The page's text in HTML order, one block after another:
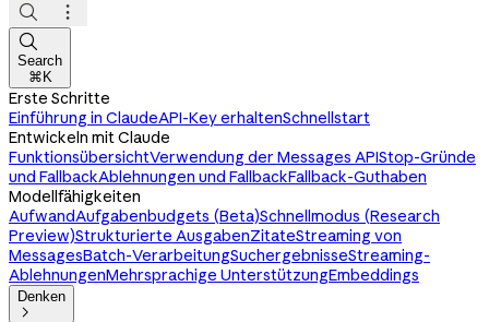



Search
⌘K
Erste Schritte
Einführung in ClaudeAPI-Key erhaltenSchnellstart
Entwickeln mit Claude
FunktionsübersichtVerwendung der Messages APIStop-Gründe
und FallbackAblehnungen und FallbackFallback-Guthaben
Modellfähigkeiten
AufwandAufgabenbudgets (Beta)Schnellmodus (Research
Preview)Strukturierte AusgabenZitateStreaming von
MessagesBatch-VerarbeitungSuchergebnisseStreaming-
AblehnungenMehrsprachige UnterstützungEmbeddings
Denken
